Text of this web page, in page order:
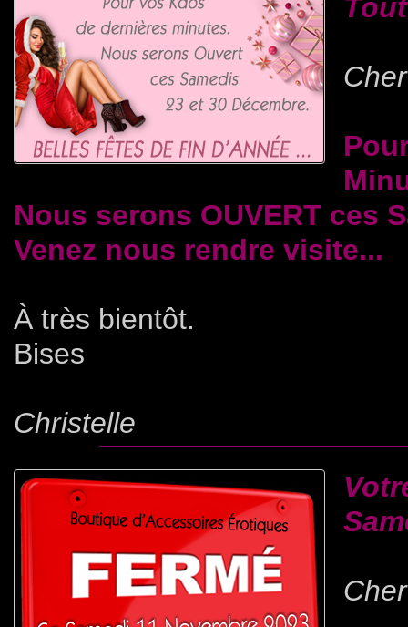
Nous serons OUVERT ces
Venez nous rendre visite...
À très bientôt.
Bises
Christelle